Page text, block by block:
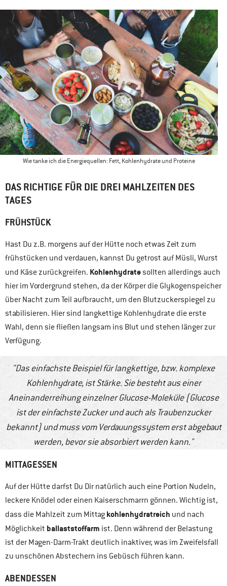
Wie tanke ich die Energiequellen: Fett, Kohlenhydrate und Proteine
DAS RICHTIGE FÜR DIE DREI MAHLZEITEN DES
TAGES
FRÜHSTÜCK
Hast Du z.B. morgens auf der Hütte noch etwas Zeit zum
frühstücken und verdauen, kannst Du getrost auf Müsli, Wurst
und Käse zurückgreifen. Kohlenhydratesollten allerdings auch
hier im Vordergrund stehen, da der Körper die Glykogenspeicher
über Nacht zum Teil aufbraucht, um den Blutzuckerspiegel zu
stabilisieren. Hier sind langkettige Kohlenhydrate die erste
Wahl, denn sie fließen langsam ins Blut und stehen länger zur
Verfügung.
Das einfachste Beispiel für langkettige, bzw. komplexe
Kohlenhydrate, ist Stärke. Sie besteht aus einer
Aneinanderreihung einzelner Glucose-Moleküle (Glucose
ist der einfachste Zucker und auch als Traubenzucker
bekannt) und muss vom Verdauungssystem erst abgebaut
werden, bevor sie absorbiert werden kann.
MITTAGESSEN
Auf der Hütte darfst Du Dir natürlich auch eine Portion Nudeln,
leckere Knödel oder einen Kaiserschmarrn gönnen. Wichtig ist,
dass die Mahlzeit zum Mittag kohlenhydratreich und nach
Möglichkeit ballaststoffarm ist. Denn während der Belastung
ist der Magen-Darm-Trakt deutlich inaktiver, was im Zweifelsfall
zu unschönen Abstechern ins Gebüsch führen kann.
ABENDESSEN